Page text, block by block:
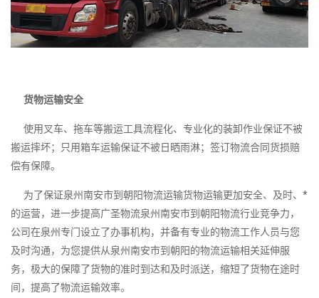
货物运输安全
使用叉车、拖车等搬运工具流程化、专业化的装卸作业保证不被
搬运摔坏；只用箱车运输保证不被日晒雨淋；签订物流合同货损赔
偿有保障。
为了保证泉州南安市到朝阳物流运输货物运输更加安全、及时、*
的运营，进一步提高广圣物流泉州南安市到朝阳物流行业竞争力，
公司在泉州专门设立了办事机构，并备有专业的物流工作人员与您
及时沟通，为您提供从泉州南安市到朝阳的物流运输相关延伸服
务，极大的保障了货物的准时到达和及时派送，缩短了货物在途时
间，提高了物流运输效率。